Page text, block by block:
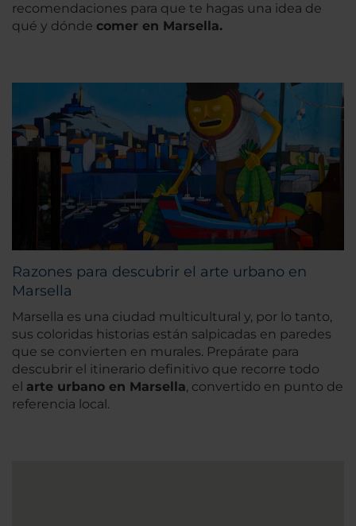
recomendaciones para que te hagas una idea de
qué y dónde comer en Marsella.
Razones para descubrir el arte urbano en
Marsella
Marsella es una ciudad multicultural y, por lo tanto,
sus coloridas historias están salpicadas en paredes
que se convierten en murales. Prepárate para
descubrir el itinerario definitivo que recorre todo
el arte urbano en Marsella, convertido en punto de
referencia local.